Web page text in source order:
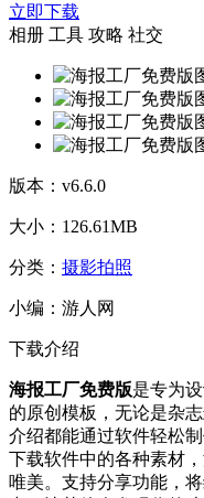
立即下载
相册 工具 攻略 社交
版本： v6.6.0
大小： 126.61MB
分类： 摄影拍照
小编： 游人网
下载介绍
海报工厂免费版是专为
的原创模板，无论是杂
介绍都能通过软件轻松
下载软件中的各种素材
唯美。支持分享功能，